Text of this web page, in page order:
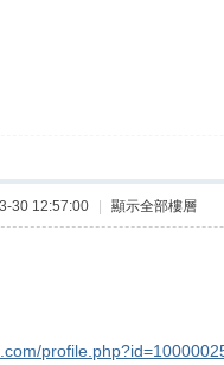
30 12:57:00 顯示全部樓層